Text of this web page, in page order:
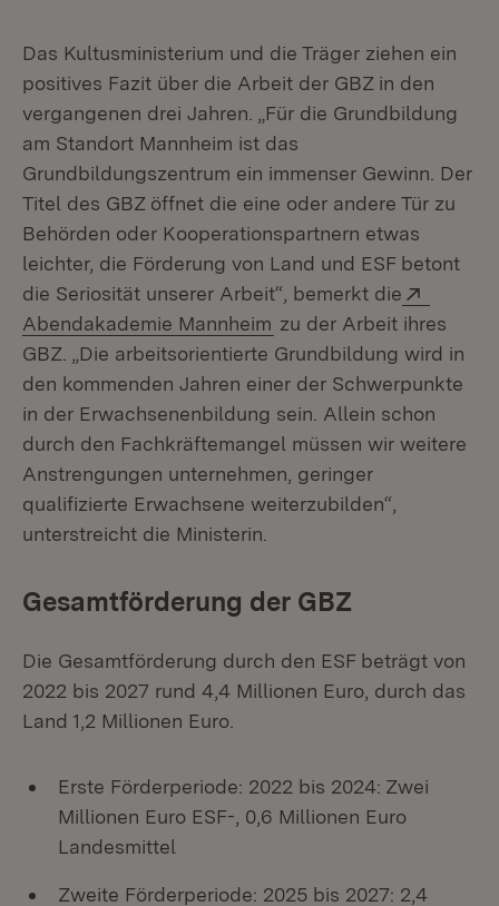
Das Kultusministerium und die Träger ziehen ein
positives Fazit über die Arbeit der GBZ in den
vergangenen drei Jahren. „Für die Grundbildung
am Standort Mannheim ist das
Grundbildungszentrum ein immenser Gewinn. Der
Titel des GBZ öffnet die eine oder andere Tür zu
Behörden oder Kooperationspartnern etwas
leichter, die Förderung von Land und ESF betont
die Seriosität unserer Arbeit“, bemerkt die
Abendakademie Mannheim (Öffnet in neuem
zu der Arbeit ihres
GBZ. „Die arbeitsorientierte Grundbildung wird in
den kommenden Jahren einer der Schwerpunkte
in der Erwachsenenbildung sein. Allein schon
durch den Fachkräftemangel müssen wir weitere
Anstrengungen unternehmen, geringer
qualifizierte Erwachsene weiterzubilden“,
unterstreicht die Ministerin.
Gesamtförderung der GBZ
Die Gesamtförderung durch den ESF beträgt von
2022 bis 2027 rund 4,4 Millionen Euro, durch das
Land 1,2 Millionen Euro.
Erste Förderperiode: 2022 bis 2024: Zwei
Millionen Euro ESF-, 0,6 Millionen Euro
Landesmittel
Zweite Förderperiode: 2025 bis 2027: 2,4